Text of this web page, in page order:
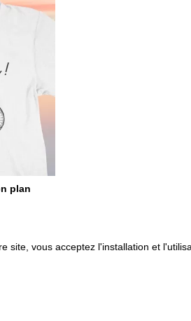
plan
site, vous acceptez l'installation et